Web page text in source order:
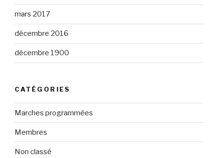
mars 2017
décembre 2016
décembre 1900
CATÉGORIES
Marches programmées
Membres
Non classé